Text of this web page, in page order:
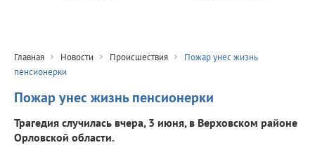
Главная Новости Происшествия
Пожар унес жизнь
пенсионерки
Пожар унес жизнь пенсионерки
Трагедия случилась вчера, 3 июня, в Верховском районе
Орловской области.